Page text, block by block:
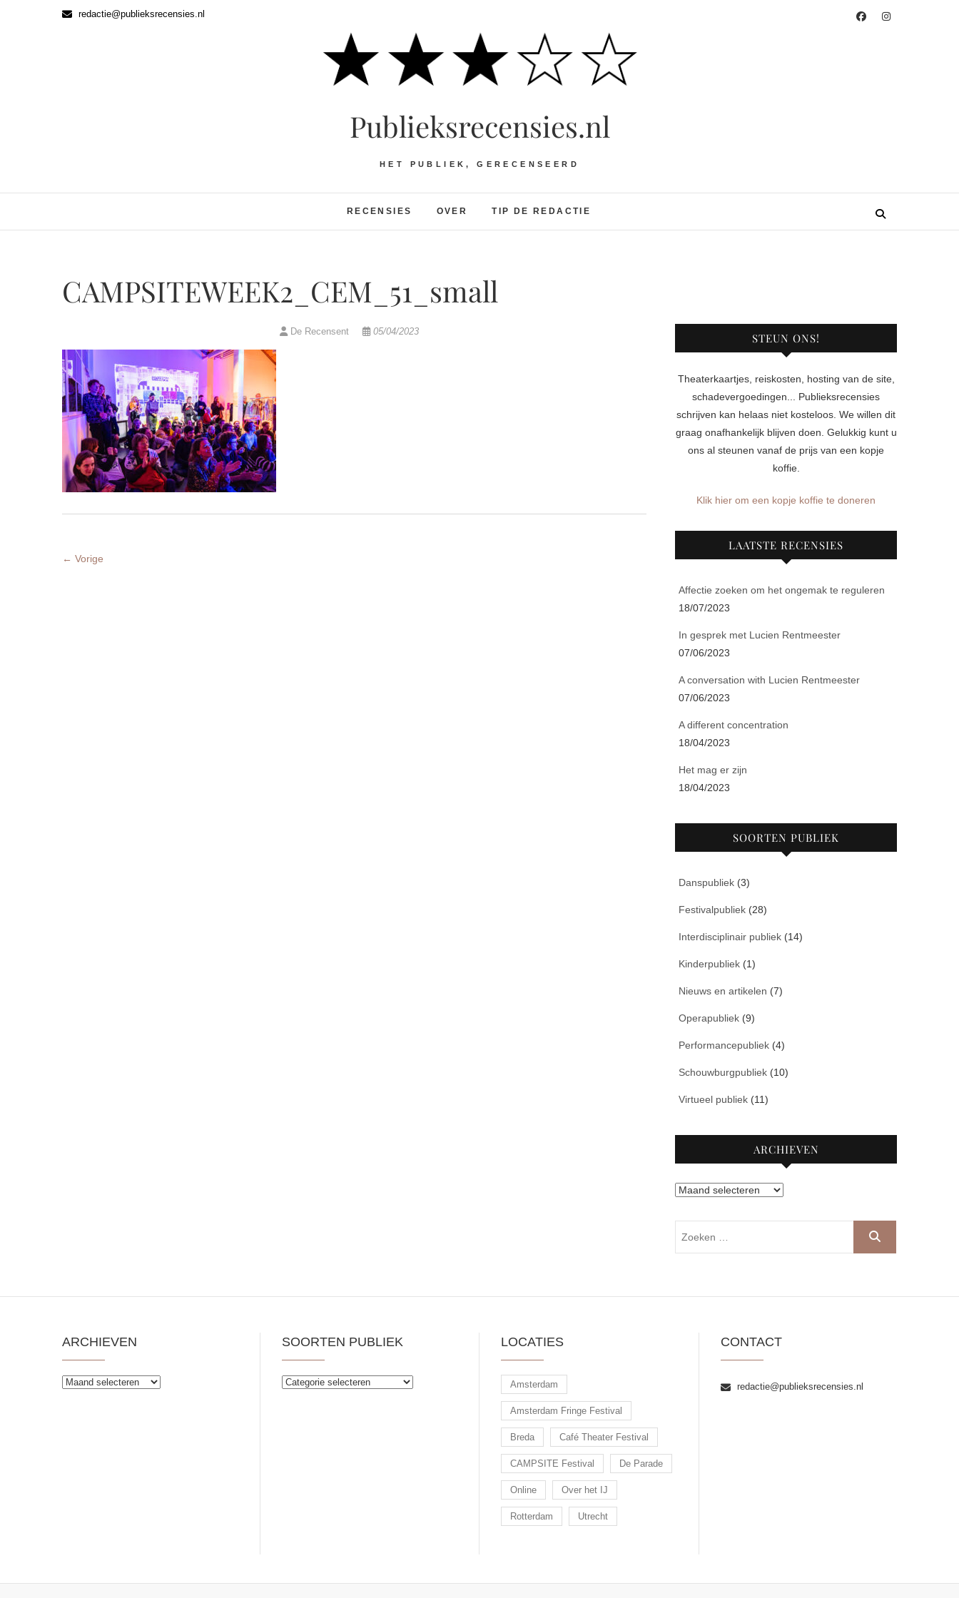
redactie@publieksrecensies.nl
Publieksrecensies.nl
HET PUBLIEK, GERECENSEERD
RECENSIES OVER TIP DE REDACTIE
CAMPSITEWEEK2_CEM_51_small
De Recensent 05/04/2023
← Vorige
STEUN ONS!
Theaterkaartjes, reiskosten, hosting van de site,
schadevergoedingen... Publieksrecensies
schrijven kan helaas niet kosteloos. We willen dit
graag onafhankelijk blijven doen. Gelukkig kunt u
ons al steunen vanaf de prijs van een kopje
koffie.
Klik hier om een kopje koffie te doneren
LAATSTE RECENSIES
Affectie zoeken om het ongemak te reguleren
18/07/2023
In gesprek met Lucien Rentmeester
07/06/2023
A conversation with Lucien Rentmeester
07/06/2023
A different concentration
18/04/2023
Het mag er zijn
18/04/2023
SOORTEN PUBLIEK
Danspubliek (3)
Festivalpubliek (28)
Interdisciplinair publiek (14)
Kinderpubliek (1)
Nieuws en artikelen (7)
Operapubliek (9)
Performancepubliek (4)
Schouwburgpubliek (10)
Virtueel publiek (11)
ARCHIEVEN
Archieven
Zoeken
ARCHIEVEN
Archieven
SOORTEN PUBLIEK
Soorten
LOCATIES
Amsterdam
Amsterdam Fringe Festival
Breda Café Theater Festival
CAMPSITE Festival De Parade
Online Over het IJ
Rotterdam Utrecht
CONTACT
redactie@publieksrecensies.nl